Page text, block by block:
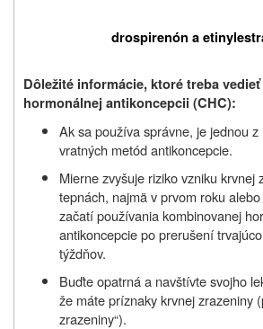
drospirenón a
Dôležité informácie, ktoré treba
hormonálnej antikoncepcii (CHC):
Ak sa používa správne, je jednou
vratných metód antikoncepcie.
Mierne zvyšuje riziko vzniku krvnej
tepnách, najmä v prvom roku
začatí používania kombinovanej
antikoncepcie po prerušení
týždňov.
Buďte opatrná a navštívte svojho
že máte príznaky krvnej zrazeniny
zrazeniny“).